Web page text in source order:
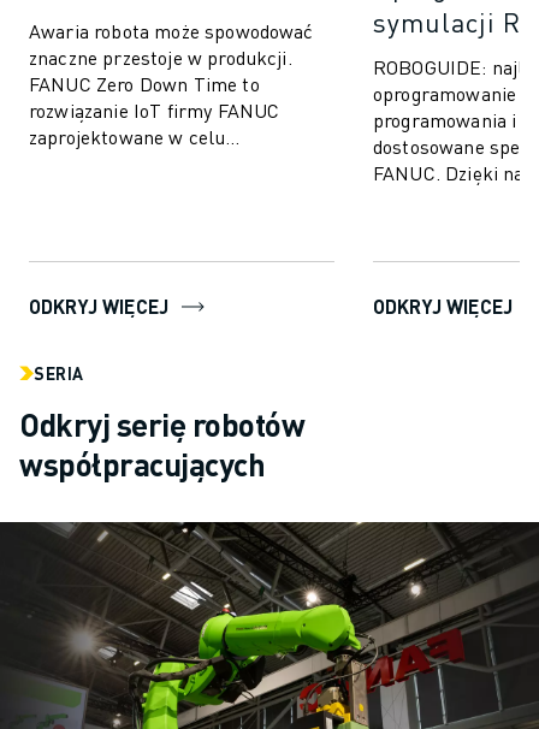
Awaria robota może spowodować
znaczne przestoje w produkcji.
FANUC Zero Down Time to
rozwiązanie IoT firmy FANUC
zaprojektowane w celu
ODKRYJ WIĘCEJ
symulacji
ROBOGUIDE:
oprogramowanie
programowania i
dostosowane
FANUC. Dzięki
ODKRYJ WIĘCEJ
SERIA
Odkryj serię robotów
współpracujących